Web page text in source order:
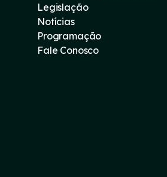
Legislação
Notícias
Programação
Fale Conosco